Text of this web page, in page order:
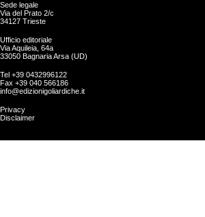
Sede legale
Via del Prato 2/c
34127 Trieste
Ufficio editoriale
Via Aquileia, 64a
33050 Bagnaria Arsa (UD)
Tel +39 0432996122
Fax +39 040 566186
info@edizionigoliardiche.it
Privacy
Disclaimer